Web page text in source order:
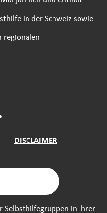
in der Schweiz sowie
regionalen
DISCLAIMER
Selbsthilfegruppen in Ihrer